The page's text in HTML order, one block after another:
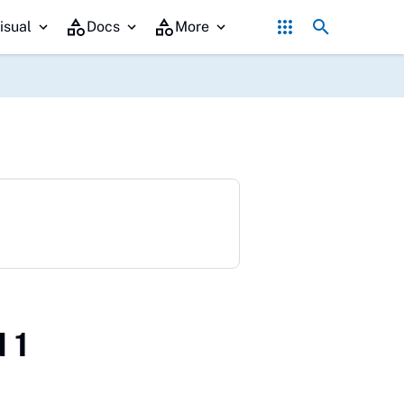
Progo, Pemkab Barito Utara Perkuat Inovasi Tata Kelola
Docs More